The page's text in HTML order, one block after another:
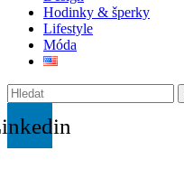
Hodinky & šperky
Lifestyle
Móda